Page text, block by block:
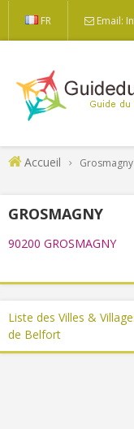
FR Email:
Accueil Grosmagny
GROSMAGNY
90200 GROSMAGNY
Liste des Villes &
de Belfort